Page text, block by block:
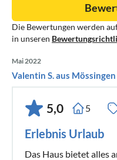
Die Bewertungen werden
in unseren
Mai 2022
Valentin S. aus Mössingen
5,0 5
Erlebnis Urlaub
Das Haus bietet alles